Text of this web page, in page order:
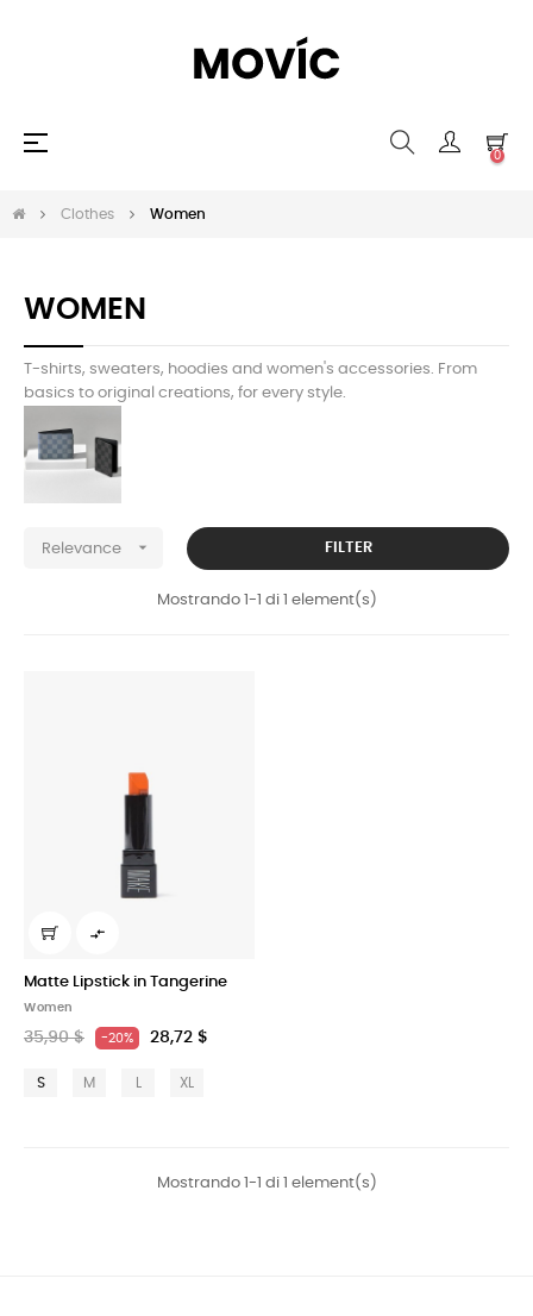
navigazione
☰
0
Clothes Women
WOMEN
T-shirts, sweaters, hoodies and women's accessories. From
basics to original creations, for every style.
Relevance  FILTER
Mostrando 1-1 di 1 element(s)

Matte Lipstick in Tangerine
Women
35,90 $ -20% 28,72 $
S M XL
Mostrando 1-1 di 1 element(s)